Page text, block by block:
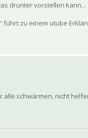
drunter vorstellen kann...
führt zu einem utube
schwärmen, nicht